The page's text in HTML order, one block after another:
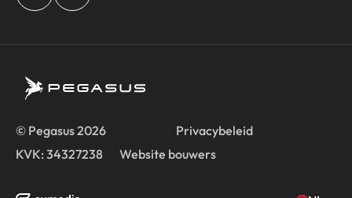
© Pegasus 2026
Privacybeleid
KVK: 34327238 Website bouwers